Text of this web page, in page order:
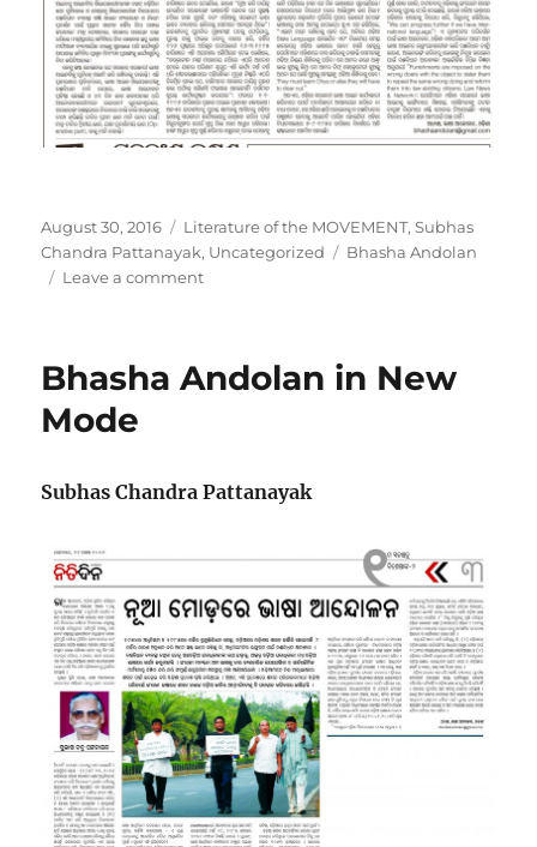
Posted
on
August 30, 2016 Categories
Literature of the MOVEMENT,Subhas
Chandra Pattanayak, Uncategorized Tags
Bhasha Andolan
Leave a commenton
Intention
Provision
Bhasha Andolan in New
Mode
Subhas Chandra Pattanayak